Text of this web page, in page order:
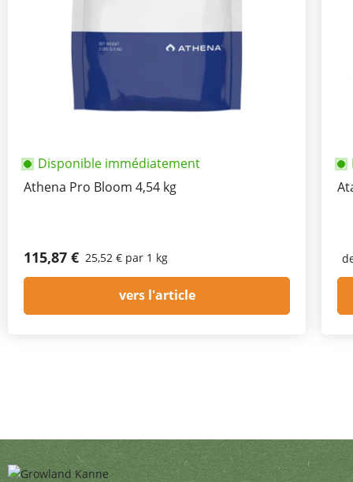
Disponible immédiatement
Athena Pro Bloom 4,54 kg
115,87 € 25,52 € par 1 kg
vers l'article